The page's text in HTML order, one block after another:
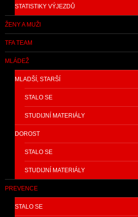
STATISTIKY VÝJEZDŮ
ŽENY A MUŽI
TFA TEAM
MLÁDEŽ
MLADŠÍ, STARŠÍ
STALO SE
STUDIJNÍ MATERIÁLY
DOROST
STALO SE
STUDIJNÍ MATERIÁLY
PREVENCE
STALO SE